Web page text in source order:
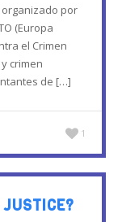
organizado por
(Europa
el Crimen
crimen
de […]
1
JUSTICE?